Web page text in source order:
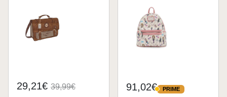
29,21€ 39,99€ 91,02€ PRIME
PRIME